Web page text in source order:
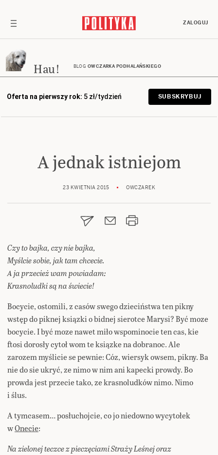
ZALOGUJ
Hau! BLOG OWCZARKA PODHALAŃSKIEGO
Oferta na pierwszy rok: 5 zł/tydzień SUBSKRYBUJ
A jednak istniejom
23 KWIETNIA 2015 OWCZAREK
Czy to bajka, czy nie bajka,
Myślcie sobie, jak tam chcecie.
A ja przecież wam powiadam:
Krasnoludki są na świecie!
Bocycie, ostomili, z casów swego dzieciństwa ten pikny
wstęp do piknej ksiązki o bidnej sierotce Marysi? Być moze
bocycie. I być moze nawet miło wspominocie ten cas, kie
ftosi dorosły cytoł wom te ksiązke na dobranoc. Ale
zarozem myślicie se pewnie: Cóz, wiersyk owsem, pikny. Ba
nie do sie ukryć, ze nimo w nim ani kapecki prowdy. Bo
prowda jest przecie tako, ze krasnoludków nimo. Nimo
i ślus.
A tymcasem… posłuchojcie, co jo niedowno wycytołek
wOnecie:
Na zielonej teczce z pieczęciami Straży Leśnej oraz